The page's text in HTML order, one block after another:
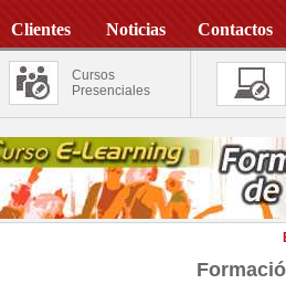
Clientes Noticias Contactos
Cursos
Presenciales